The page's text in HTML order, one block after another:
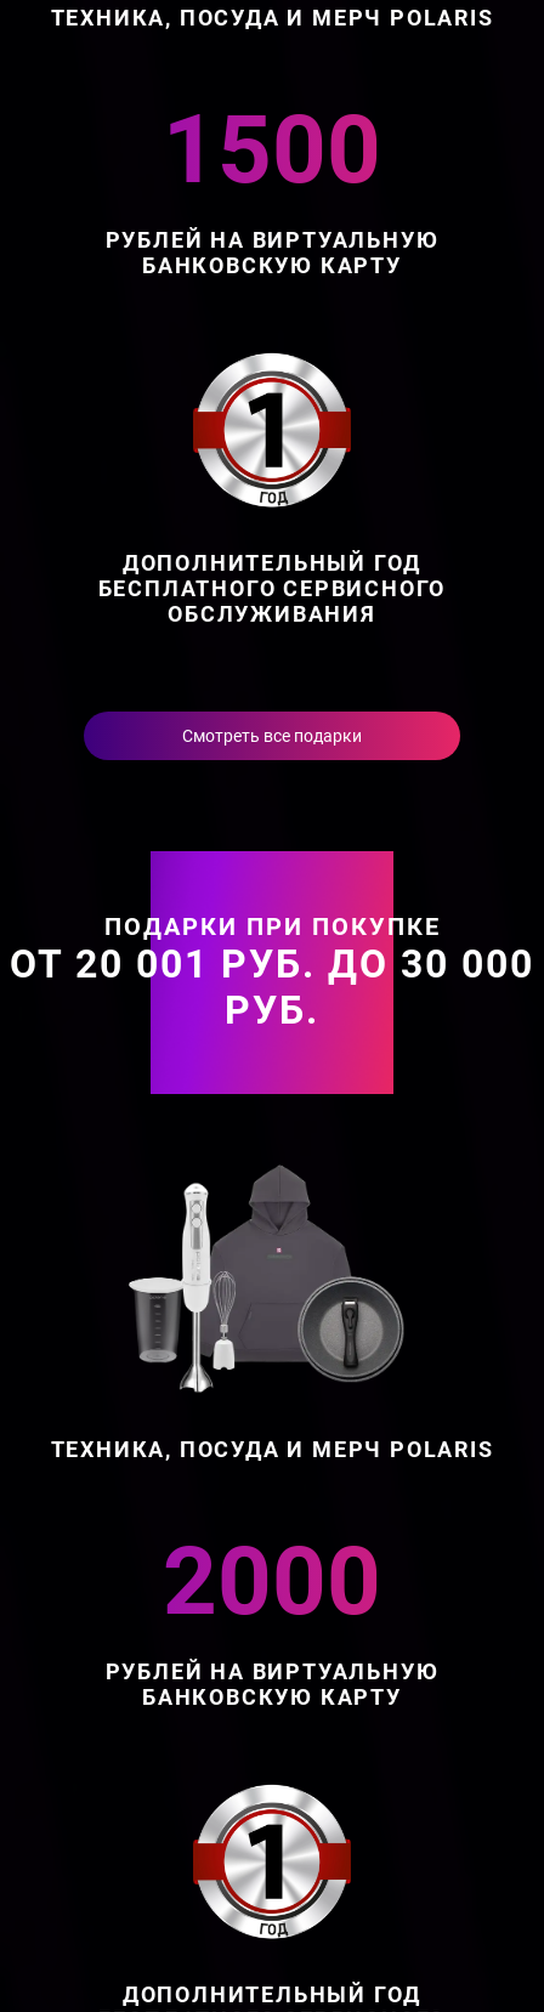
ТЕХНИКА, ПОСУДА И МЕРЧ POLARIS
1500
РУБЛЕЙ НА ВИРТУАЛЬНУЮ
БАНКОВСКУЮ КАРТУ
ДОПОЛНИТЕЛЬНЫЙ ГОД
БЕСПЛАТНОГО СЕРВИСНОГО
ОБСЛУЖИВАНИЯ
Смотреть все подарки
ПОДАРКИ ПРИ ПОКУПКЕ
ОТ 20 001 РУБ. ДО 30 000
РУБ.
ТЕХНИКА, ПОСУДА И МЕРЧ POLARIS
2000
РУБЛЕЙ НА ВИРТУАЛЬНУЮ
БАНКОВСКУЮ КАРТУ
ДОПОЛНИТЕЛЬНЫЙ ГОД